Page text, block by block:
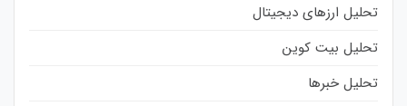
تحلیل ارزهای دیجیتال
تحلیل بیت کوین
تحلیل خبرها